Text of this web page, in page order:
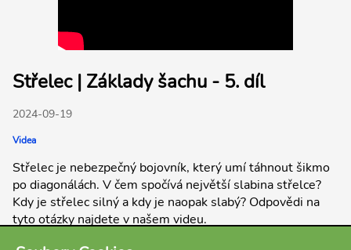
Střelec | Základy šachu - 5. díl
2024-09-19
Videa
Střelec je nebezpečný bojovník, který umí táhnout šikmo
po diagonálách. V čem spočívá největší slabina střelce?
Kdy je střelec silný a kdy je naopak slabý? Odpovědi na
tyto otázky najdete v našem videu.